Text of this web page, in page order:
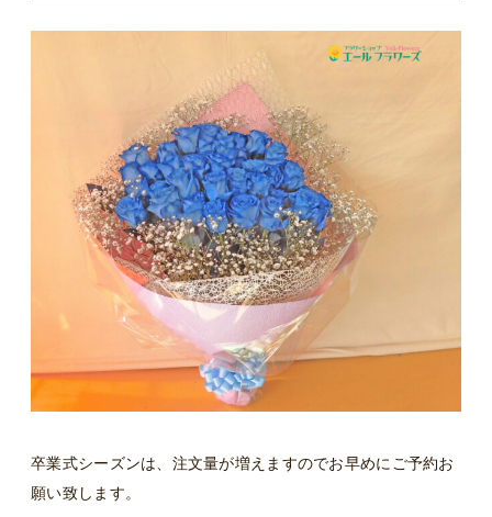
卒業式シーズンは、注文量が増えますのでお早めにご予約お
願い致します。